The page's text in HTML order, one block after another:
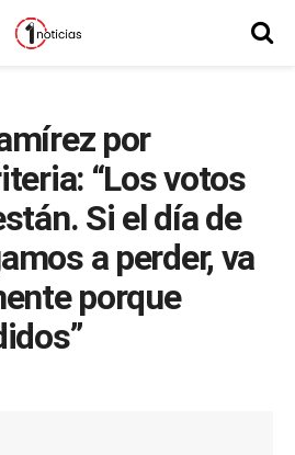
por
“Los votos
Si el día de
a perder, va
porque